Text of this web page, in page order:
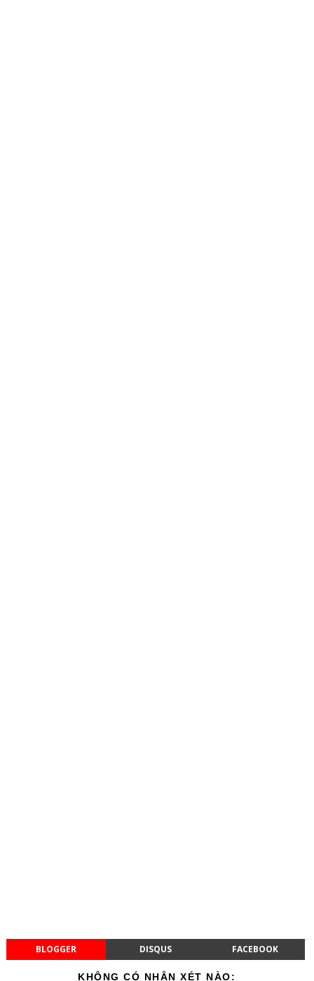
BLOGGER DISQUS FACEBOOK
KHÔNG CÓ NHẬN XÉT NÀO: